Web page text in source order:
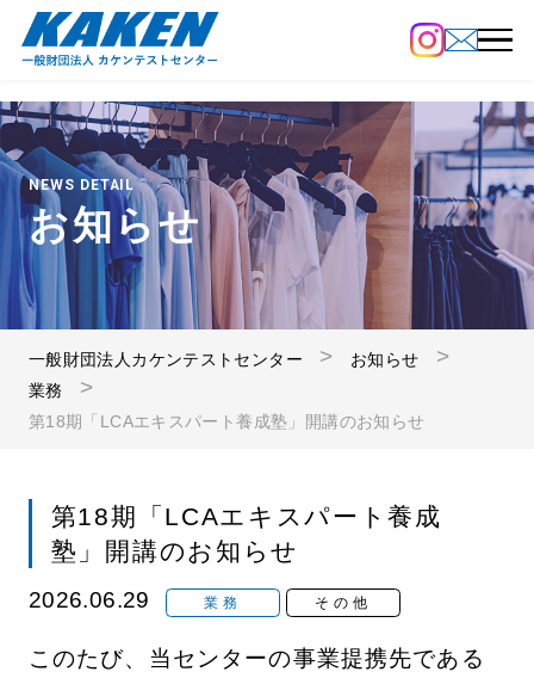
NEWS DETAIL
お知らせ
一般財団法人カケンテストセンター
お知らせ
業務
第18期「LCAエキスパート養成塾」開講のお知らせ
第18期「LCAエキスパート養成
塾」開講のお知らせ
2026.06.29 業務 その他
このたび、当センターの事業提携先である